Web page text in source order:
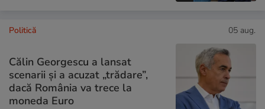
Politică 05 aug.
Călin Georgescu a lansat
scenarii și a acuzat „trădare”,
dacă România va trece la
moneda Euro